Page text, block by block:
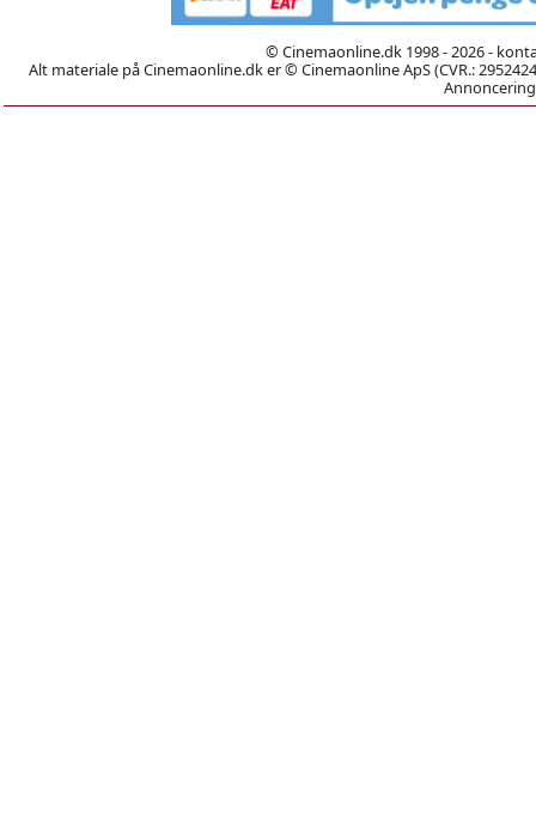
© Cinemaonline.dk 1998 - 2026 -
Alt materiale på Cinemaonline.dk er © Cinemaonline ApS (CVR.: